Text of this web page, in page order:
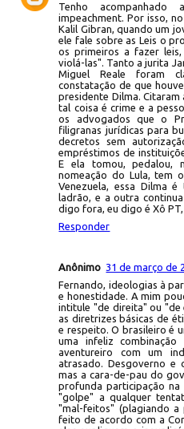
Tenho acompanhado
impeachment. Por isso,
Kalil Gibran, quando um
ele fale sobre as Leis o
os primeiros a fazer
violá-las". Tanto a jurita
Miguel Reale foram
constatação de que
presidente Dilma.
tal coisa é crime e a
os advogados que o
filigranas jurídicas para
decretos sem
empréstimos de
E ela tomou, pedalou,
nomeação do Lula, tem
Venezuela, essa Dilma
ladrão, e a outra
digo fora, eu digo é Xô PT,
Responder
Anônimo 31 de março de
Fernando, ideologias à
e honestidade. A mim
intitule "de direita" ou "de
as diretrizes básicas de
e respeito. O brasileiro é
uma infeliz
aventureiro com um
atrasado. Desgoverno e
mas a cara-de-pau do
profunda participação na
"golpe" a qualquer
"mal-feitos" (plagiando a
feito de acordo com a